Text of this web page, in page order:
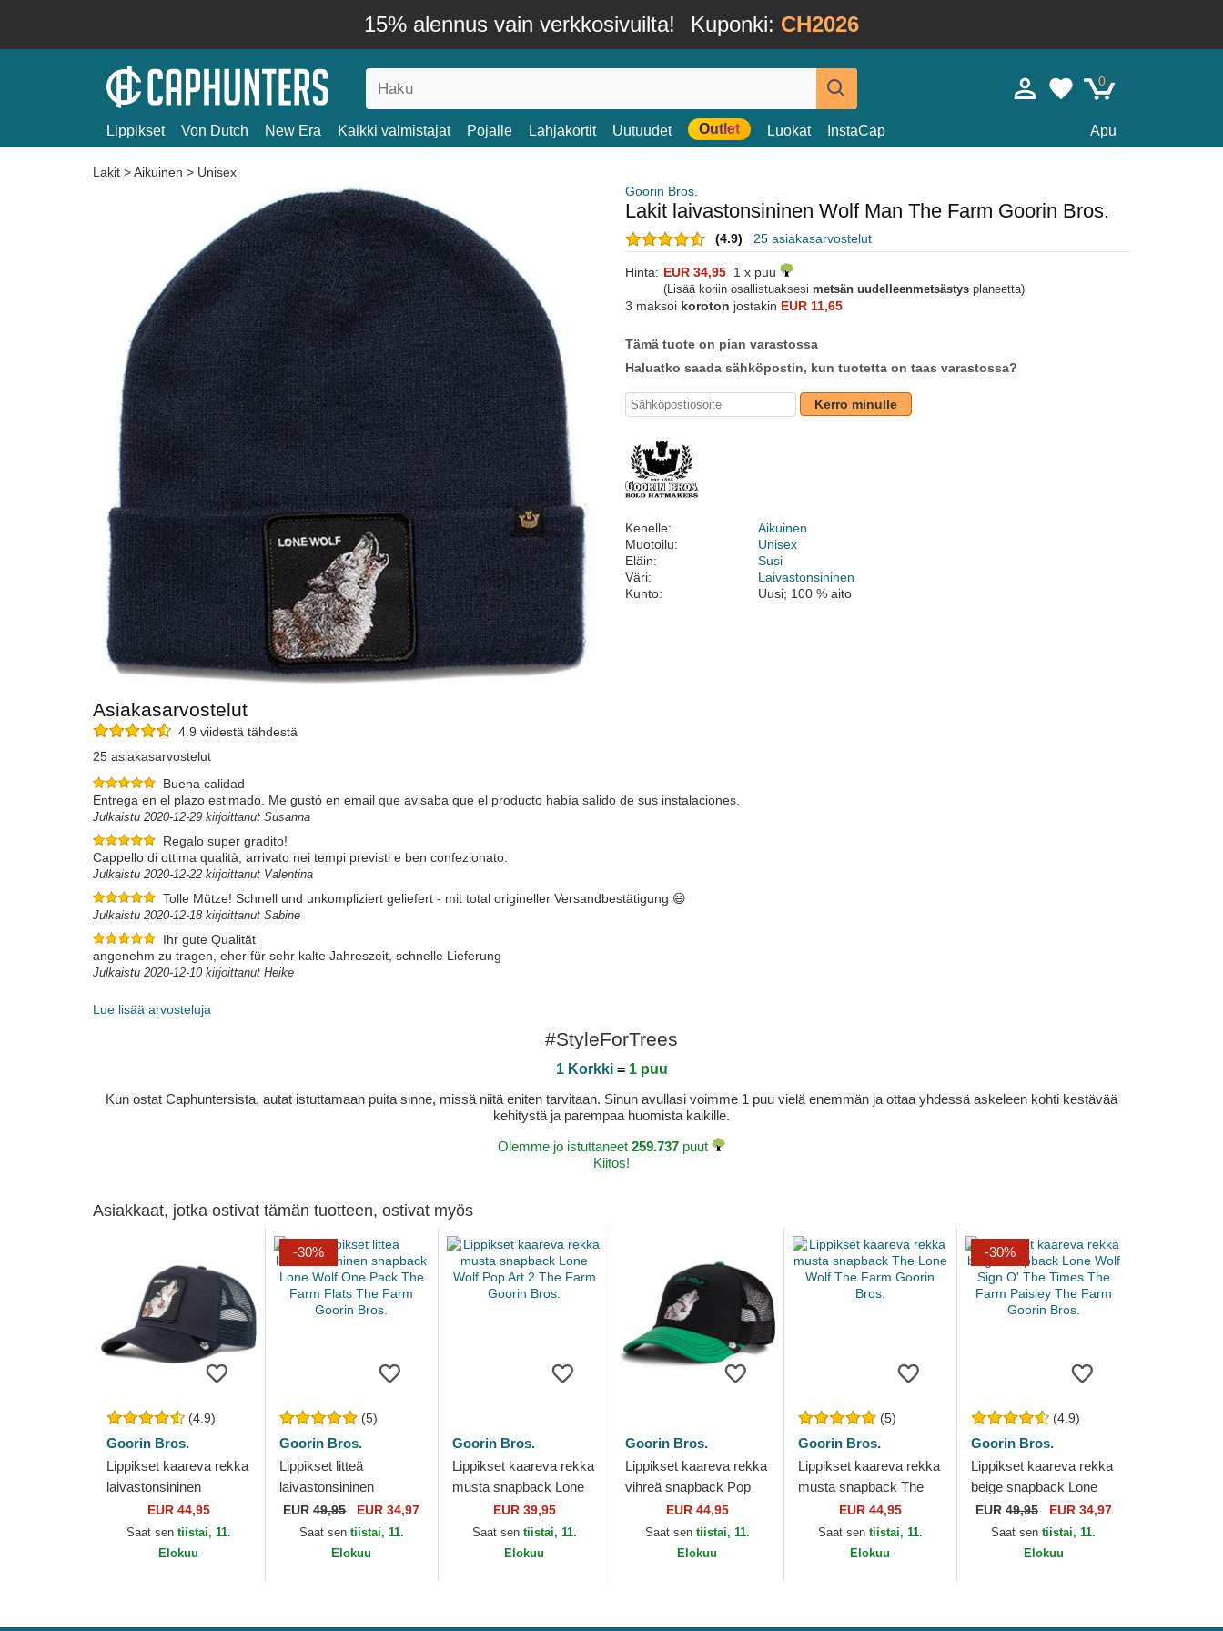
15% alennus vain verkkosivuilta! Kuponki: CH2026
0
Lippikset Von Dutch New Era Kaikki valmistajat Pojalle Lahjakortit Uutuudet Outlet Luokat InstaCap Apu
Lakit >Aikuinen > Unisex
Goorin Bros.
Lakit laivastonsininen Wolf Man The Farm Goorin Bros.
(4.9) 25 asiakasarvostelut
Hinta: EUR 34,95 1 x puu
(Lisää koriin osallistuaksesi metsän uudelleenmetsästys planeetta)
3 maksoi koroton jostakin EUR 11,65
Tämä tuote on pian varastossa
Haluatko saada sähköpostin, kun tuotetta on taas varastossa?
Kerro minulle
Kenelle:
Aikuinen
Muotoilu:
Unisex
Eläin:
Susi
Väri:
Laivastonsininen
Kunto:
Uusi; 100 % aito
Asiakasarvostelut
4.9 viidestä tähdestä
25 asiakasarvostelut
Buena calidad
Entrega en el plazo estimado. Me gustó en email que avisaba que el producto había salido de sus instalaciones.
Julkaistu 2020-12-29 kirjoittanut Susanna
Regalo super gradito!
Cappello di ottima qualità, arrivato nei tempi previsti e ben confezionato.
Julkaistu 2020-12-22 kirjoittanut Valentina
Tolle Mütze! Schnell und unkompliziert geliefert - mit total origineller Versandbestätigung 😃
Julkaistu 2020-12-18 kirjoittanut Sabine
Ihr gute Qualität
angenehm zu tragen, eher für sehr kalte Jahreszeit, schnelle Lieferung
Julkaistu 2020-12-10 kirjoittanut Heike
Lue lisää arvosteluja
#StyleForTrees
1 Korkki= 1 puu
Kun ostat Caphuntersista, autat istuttamaan puita sinne, missä niitä eniten tarvitaan. Sinun avullasi voimme 1 puu vielä enemmän ja ottaa yhdessä askeleen kohti kestävää
kehitystä ja parempaa huomista kaikille.
Olemme jo istuttaneet 259.737 puut
Kiitos!
Asiakkaat, jotka ostivat tämän tuotteen, ostivat myös
(4.9)
Goorin Bros.
Lippikset kaareva rekka
laivastonsininen
snapback Wolf The
Farm Goorin Bros.
EUR 44,95
Saat sen tiistai, 11.
Elokuu
-30%
(5)
Goorin Bros.
Lippikset litteä
laivastonsininen
snapback Lone Wolf
One Pack The Farm
Flats The Farm Goorin
EUR49,95 EUR 34,97
Saat sen tiistai, 11.
Elokuu
Goorin Bros.
Lippikset kaareva rekka
musta snapback Lone
Wolf Pop Art 2 The
Farm Goorin Bros.
EUR 39,95
Saat sen tiistai, 11.
Elokuu
Goorin Bros.
Lippikset kaareva rekka
vihreä snapback Pop
Rocker Lone Wolf The
Farm Goorin Bros.
EUR 44,95
Saat sen tiistai, 11.
Elokuu
(5)
Goorin Bros.
Lippikset kaareva rekka
musta snapback The
Lone Wolf The Farm
Goorin Bros.
EUR 44,95
Saat sen tiistai, 11.
Elokuu
-30%
(4.9)
Goorin Bros.
Lippikset kaareva rekka
beige snapback Lone
Wolf Sign O' The Times
The Farm Paisley The
EUR 49,95 EUR 34,97
Saat sentiistai, 11.
Elokuu